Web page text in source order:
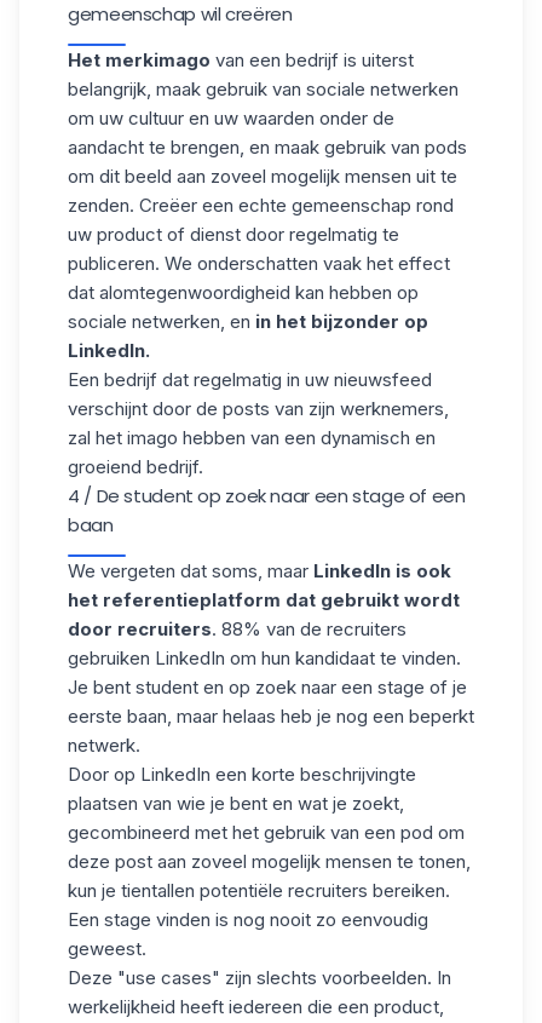
gemeenschap wil creëren
Het merkimago van een bedrijf is uiterst
belangrijk, maak gebruik van sociale netwerken
om uw cultuur en uw waarden onder de
aandacht te brengen, en maak gebruik van pods
om dit beeld aan zoveel mogelijk mensen uit te
zenden. Creëer een echte gemeenschap rond
uw product of dienst door regelmatig te
publiceren. We onderschatten vaak het effect
dat alomtegenwoordigheid kan hebben op
sociale netwerken, en in het bijzonder op
LinkedIn.
Een bedrijf dat regelmatig in uw nieuwsfeed
verschijnt door de posts van zijn werknemers,
zal het imago hebben van een dynamisch en
groeiend bedrijf.
4 / De student op zoek naar een stage of een
baan
We vergeten dat soms, maar LinkedIn is ook
het referentieplatform dat gebruikt wordt
door recruiters. 88% van de recruiters
gebruiken LinkedIn om hun kandidaat te vinden.
Je bent student en op zoek naar een stage of je
eerste baan, maar helaas heb je nog een beperkt
netwerk.
Door op LinkedIn een korte beschrijvingte
plaatsen van wie je bent en wat je zoekt,
gecombineerd met het gebruik van een pod om
deze post aan zoveel mogelijk mensen te tonen,
kun je tientallen potentiële recruiters bereiken.
Een stage vinden is nog nooit zo eenvoudig
geweest.
Deze "use cases" zijn slechts voorbeelden. In
werkelijkheid heeft iedereen die een product,